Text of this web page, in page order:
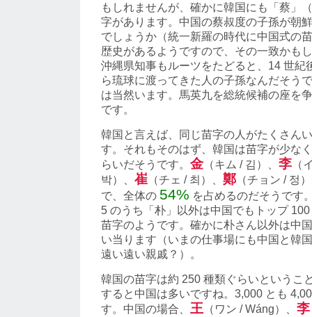
もしれませんが、確かに韓国にも「蔡」
字があります。中国の蔡叔度の子孫が朝
でしょうか（統一新羅の時代に中国式の
歴史があるようですので、その一致かも
沖縄県知事もルーツをたどると、14 世紀
ら琉球に渡ってきた人の子孫なんだそう
は当然います。馬英九を総統候補の座を
です。
韓国と言えば、同じ苗字の人がたくさ
す。それもそのはず、韓国は苗字が少な
らいだそうです。 金 （キム / 김）、 李 （
박）、 崔 （チェ / 최）、 鄭 （チョン / 정
で、全体の 54% を占めるのだそうです
5 のうち「朴」以外は中国でもトップ
苗字のようです。確かに朴さん以外は中
い当ります（いまの仕事場にも中国と韓
遠い遠い親戚？）。
韓国の苗字は約 250 種類ぐらいというこ
すると中国は多いですね。3,000 とも
す。中国の場合、 王 （ワン / Wáng）、 李